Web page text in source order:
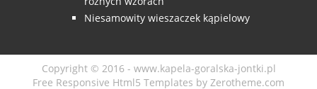
Niesamowity wieszaczek kąpielowy
Copyright © 2016 - www.kapela-goralska-jontki.pl
Free Responsive Html5 Templates by Zerotheme.com